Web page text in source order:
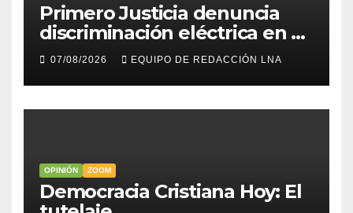
Primero Justicia denuncia
discriminación eléctrica en el
interior del país
07/08/2026 EQUIPO DE REDACCIÓN LNA
OPINIÓN ZOOM
Democracia Cristiana Hoy: El